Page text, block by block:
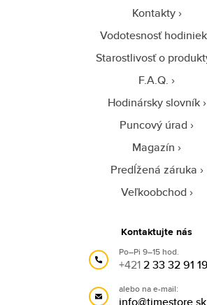
Kontakty
Vodotesnosť hodiniek
Starostlivosť o
F.A.Q.
Hodinársky slovník
Puncový úrad
Magazín
Predĺžená záruka
Veľkoobchod
Kontaktujte nás
Po–Pi 9–15 hod.
+4212 33 32 91 19
alebo na e-mail: